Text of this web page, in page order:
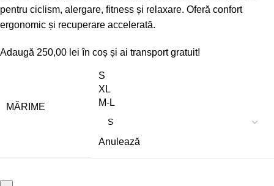
pentru ciclism, alergare, fitness și relaxare. Oferă confort
ergonomic și recuperare accelerată.
Adaugă 250,00 lei în coș și ai transport gratuit!
MĂRIME
S
XL
M-L
Anulează